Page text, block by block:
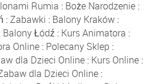
Rumia : Boże Narodzenie:
:Zabawki : Balony Kraków :
: Balony Łódź : Kurs Animatora :
Online : Polecany Sklep :
dla Dzieci Online: Kurs Online:
dla Dzieci Online :